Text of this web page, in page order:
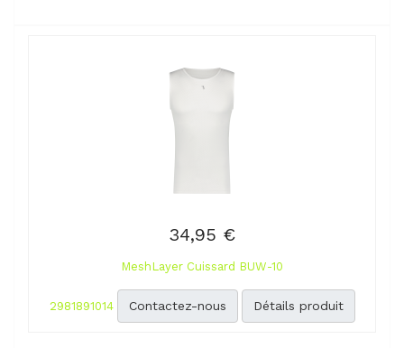
34,95 €
MeshLayer Cuissard BUW-10
2981891014 Contactez-nous Détails produit